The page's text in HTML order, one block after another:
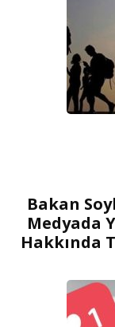
Bakan
Medyada
Hakkında